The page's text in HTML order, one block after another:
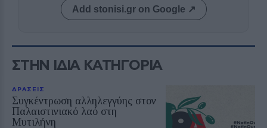
Add stonisi.gr on Google ↗
ΣΤΗΝ ΙΔΙΑ ΚΑΤΗΓΟΡΙΑ
ΔΡΑΣΕΙΣ
Συγκέντρωση αλληλεγγύης στον
Παλαιστινιακό λαό στη
Μυτιλήνη